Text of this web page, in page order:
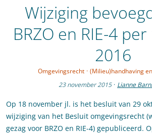
Wijziging
BRZO en RIE-4
2016
Omgevingsrecht · (Milieu)handhaving
23 november 2015 · Lianne
Op 18 november jl. is het besluit van 29
wijziging van het Besluit omgevingsrecht
gezag voor BRZO en RIE-4) gepubliceerd.